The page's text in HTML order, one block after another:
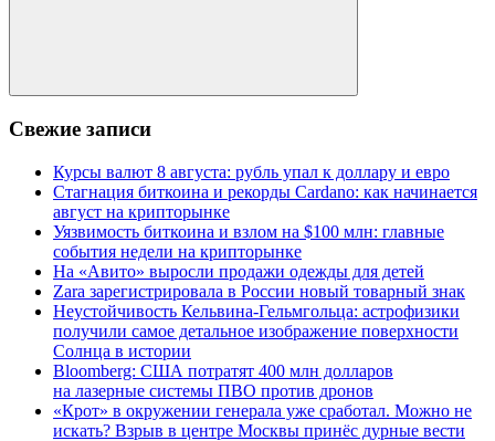
Поиск
Свежие записи
Курсы валют 8 августа: рубль упал к доллару и евро
Стагнация биткоина и рекорды Cardano: как начинается
август на крипторынке
Уязвимость биткоина и взлом на $100 млн: главные
события недели на крипторынке
На «Авито» выросли продажи одежды для детей
Zara зарегистрировала в России новый товарный знак
Неустойчивость Кельвина-Гельмгольца: астрофизики
получили самое детальное изображение поверхности
Солнца в истории
Bloomberg: США потратят 400 млн долларов
на лазерные системы ПВО против дронов
«Крот» в окружении генерала уже сработал. Можно не
искать? Взрыв в центре Москвы принёс дурные вести